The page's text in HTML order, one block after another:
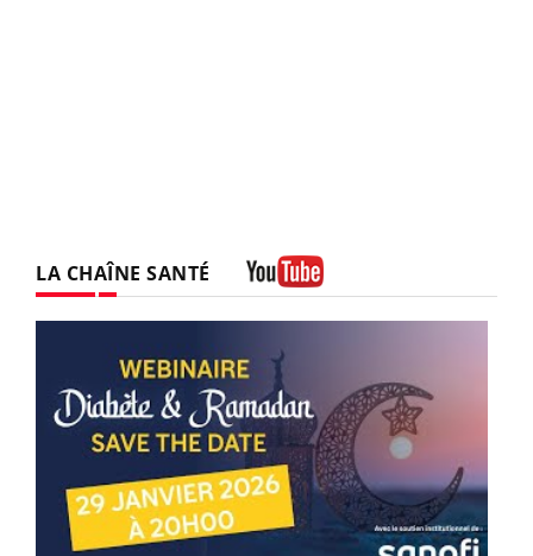
LA CHAÎNE SANTÉ